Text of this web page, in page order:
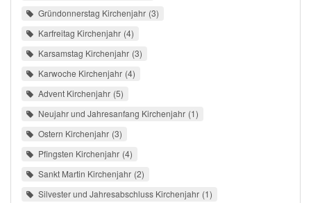
Gründonnerstag Kirchenjahr 3
Karfreitag Kirchenjahr 4
Karsamstag Kirchenjahr 3
Karwoche Kirchenjahr 4
Advent Kirchenjahr 5
Neujahr und Jahresanfang Kirchenjahr 1
Ostern Kirchenjahr 3
Pfingsten Kirchenjahr 4
Sankt Martin Kirchenjahr 2
Silvester und Jahresabschluss Kirchenjahr 1